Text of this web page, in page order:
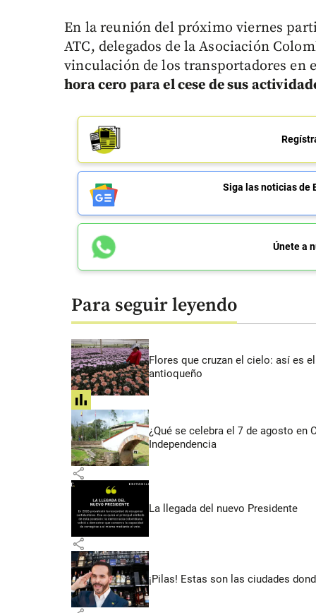
En la reunión del próximo viernes
ATC, delegados de la Asociación
vinculación de los transportadores en
hora cero para el cese de sus
Siga las noticias de
Únete a
Para seguir leyendo
Flores que cruzan el cielo: así es
antioqueño
share
¿Qué se celebra el 7 de agosto en
Independencia
share
La llegada del nuevo Presidente
share
¡Pilas! Estas son las ciudades